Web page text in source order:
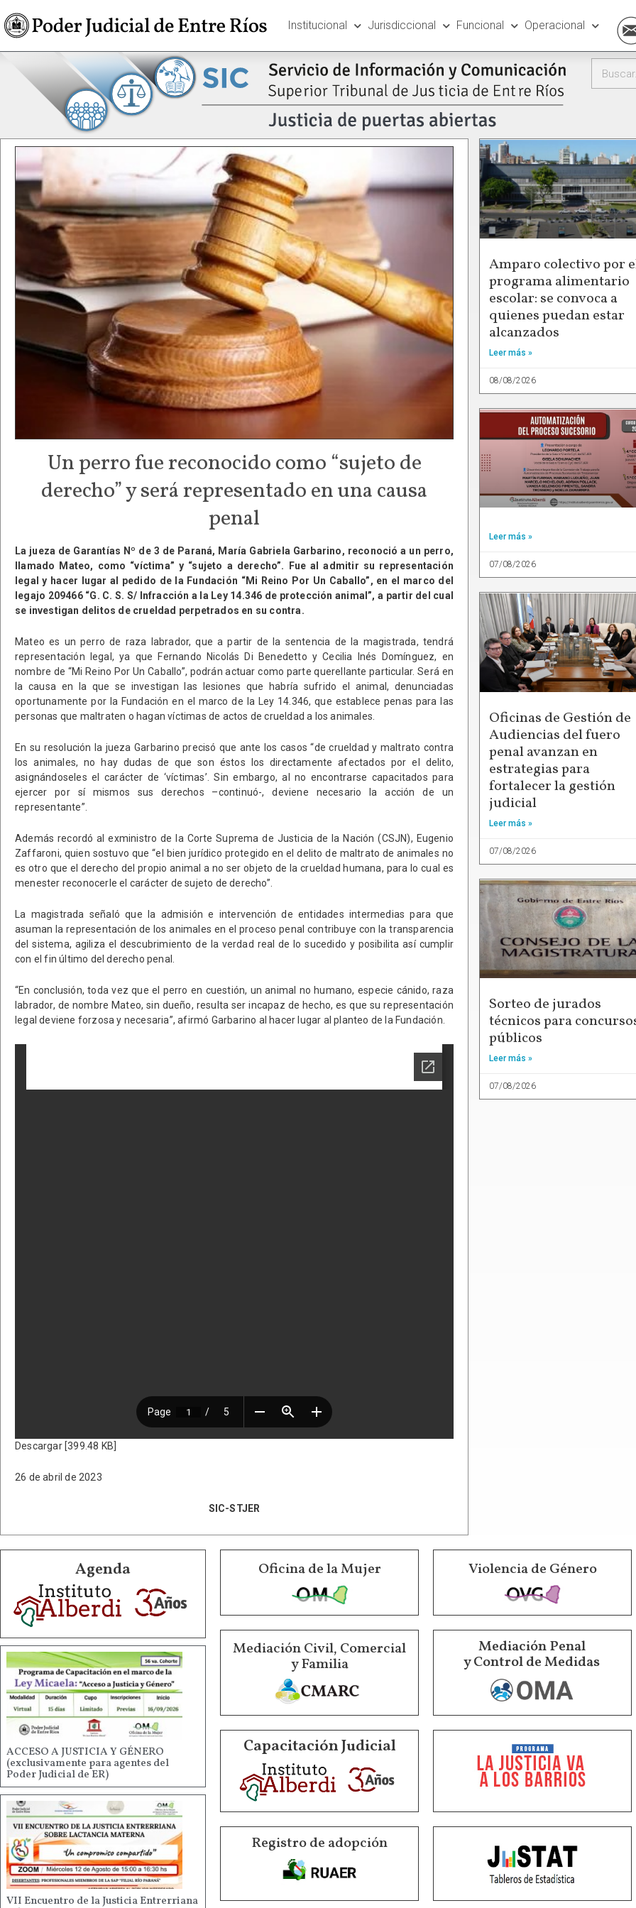
Institucional Jurisdiccional Funcional Operacional
Un perro fue reconocido como “sujeto de
derecho” y será representado en una causa
penal
La jueza de Garantías Nº de 3 de Paraná, María Gabriela Garbarino, reconoció a un perro,
llamado Mateo, como “víctima” y “sujeto a derecho”. Fue al admitir su representación
legal y hacer lugar al pedido de la Fundación “Mi Reino Por Un Caballo”, en el marco del
legajo 209466 “G. C. S. S/ Infracción a la Ley 14.346 de protección animal”, a partir del cual
se investigan delitos de crueldad perpetrados en su contra.
Mateo es un perro de raza labrador, que a partir de la sentencia de la magistrada, tendrá
representación legal, ya que Fernando Nicolás Di Benedetto y Cecilia Inés Domínguez, en
nombre de “Mi Reino Por Un Caballo”, podrán actuar como parte querellante particular. Será en
la causa en la que se investigan las lesiones que habría sufrido el animal, denunciadas
oportunamente por la Fundación en el marco de la Ley 14.346, que establece penas para las
personas que maltraten o hagan víctimas de actos de crueldad a los animales.
En su resolución la jueza Garbarino precisó que ante los casos “de crueldad y maltrato contra
los animales, no hay dudas de que son éstos los directamente afectados por el delito,
asignándoseles el carácter de ‘víctimas’. Sin embargo, al no encontrarse capacitados para
ejercer por sí mismos sus derechos –continuó-, deviene necesario la acción de un
representante”.
Además recordó al exministro de la Corte Suprema de Justicia de la Nación (CSJN), Eugenio
Zaffaroni, quien sostuvo que “el bien jurídico protegido en el delito de maltrato de animales no
es otro que el derecho del propio animal a no ser objeto de la crueldad humana, para lo cual es
menester reconocerle el carácter de sujeto de derecho”.
La magistrada señaló que la admisión e intervención de entidades intermedias para que
asuman la representación de los animales en el proceso penal contribuye con la transparencia
del sistema, agiliza el descubrimiento de la verdad real de lo sucedido y posibilita así cumplir
con el fin último del derecho penal.
“En conclusión, toda vez que el perro en cuestión, un animal no humano, especie cánido, raza
labrador, de nombre Mateo, sin dueño, resulta ser incapaz de hecho, es que su representación
legal deviene forzosa y necesaria”, afirmó Garbarino al hacer lugar al planteo de la Fundación.
Descargar [399.48 KB]
26 de abril de 2023
SIC-STJER
Amparo colectivo por
programa alimentario
escolar: se convoca a
quienes puedan estar
alcanzados
Leer más »
08/08/2026
Leer más »
07/08/2026
Oficinas de Gestión de
Audiencias del fuero
penal avanzan en
estrategias para
fortalecer la gestión
judicial
Leer más »
07/08/2026
Sorteo de jurados
técnicos para
públicos
Leer más »
07/08/2026
Agenda
ACCESO A JUSTICIA Y GÉNERO
(exclusivamente para agentes del
Poder Judicial de ER)
VII Encuentro de la Justicia Entrerriana
Oficina de la Mujer Violencia de Género
Mediación Civil, Comercial
y Familia
Mediación Penal
y Control de Medidas
Capacitación Judicial
Registro de adopción